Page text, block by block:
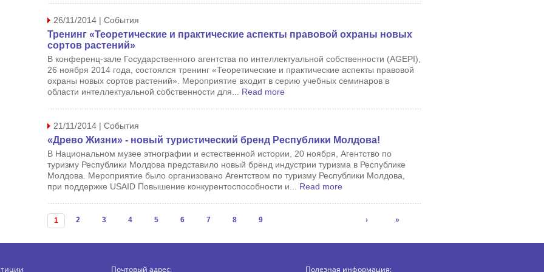
26/11/2014 | События
Тренинг «Теоретические и практические аспекты правовой охраны новых
сортов растений»
В конференц-зале Государственного агентства по интеллектуальной собственности (AGEPI),
26 ноября 2014 года, состоялся тренинг «Теоретические и практические аспекты правовой
охраны новых сортов растений». Мероприятие входит в серию учебных семинаров в
области интеллектуальной собственности для... Read more
21/11/2014 | События
«Древо Жизни» - новый туристический бренд Республики Молдова!
В Национальном музее этнографии и естественной истории, 20 ноября, Агентство по
туризму Республики Молдова представило новый бренд индустрии туризма в Республике
Молдова. Мероприятие было организовано Агентством по туризму Республики Молдова,
при поддержке USAID Повышение конкурентоспособности и... Read more
1 2 3 4 5 6 7 8 9 › »
Почтовый адрес: Полезная информация: